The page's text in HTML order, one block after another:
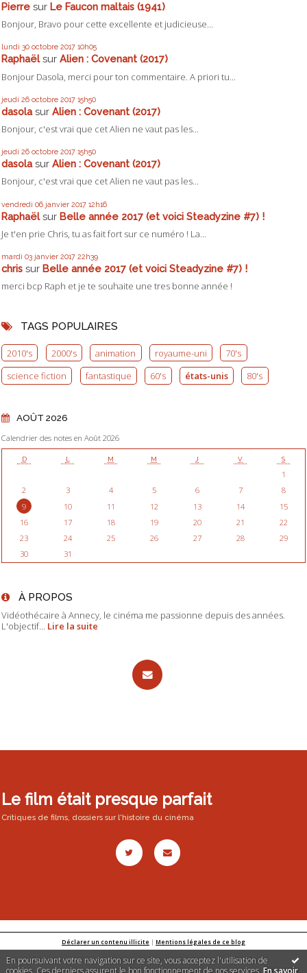
En poursuivant votre navigation sur ce site, vous acceptez l'utilisation de
cookies. Ces derniers assurent le bon fonctionnement de nos services. En savoir
Pierre sur Le Faucon maltais (1941)
Bonjour, Bravo pour cette excellente et judicieuse...
lundi 30 octobre 2017 10h05
Raphaëlsur Alien : Covenant (2017)
Bonjour Dasola, merci pour ton commentaire. A priori tu...
jeudi 26 octobre 2017 15h50
dasolasur Alien : Covenant (2017)
Bonjour, c'est vrai que cet Alien ne vaut pas les...
jeudi 26 octobre 2017 15h50
dasolasur Alien : Covenant (2017)
Bonjour, c'est vrai que cet Alien ne vaut pas les...
vendredi 06 janvier 2017 12h16
Raphaëlsur Belle année 2017 (et voici Steadyzine #7) !
Je t'en prie Chris, tu as fait fort sur ce numéro ! La...
mardi 03 janvier 2017 22h39
chris sur Belle année 2017 (et voici Steadyzine #7) !
merci bcp Raph et je te souhaite une tres bonne année !
TAGS POPULAIRES
2010's 2000's animation royaume-uni
70's
science fiction
fantastique 60's états-unis 80's
AOÛT 2026
Calendrier des notes en Août 2026
D L M M J V S
1
2
3 4 5 6 7
8
9
10 11 12 13 14
15
16
17 18 19 20 21
22
23
24 25 26 27 28
29
30
31
À PROPOS
Vidéothécaire à Annecy, le cinéma me passionne depuis des années.
L'objectif... Lire la suite
Le film était presque parfait
Critiques de films, dossiers sur l'histoire du cinéma
Déclarer un contenu illicite | Mentions légales de ce blog